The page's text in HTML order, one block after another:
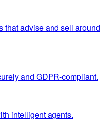
that advise and sell around
and GDPR-compliant.
intelligent agents.